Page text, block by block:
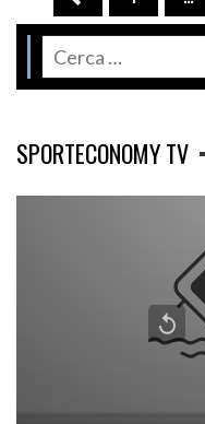
SPORTECONOMY TV